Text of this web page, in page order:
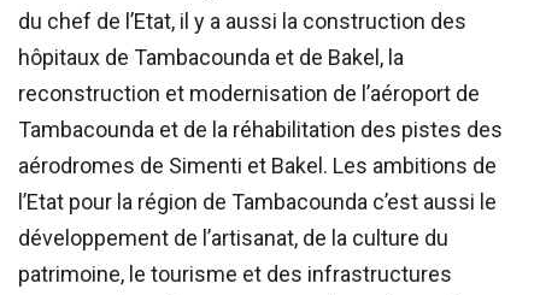
du chef de l’Etat, il y a aussi la construction des
hôpitaux de Tambacounda et de Bakel, la
reconstruction et modernisation de l’aéroport de
Tambacounda et de la réhabilitation des pistes des
aérodromes de Simenti et Bakel. Les ambitions de
l’Etat pour la région de Tambacounda c’est aussi le
développement de l’artisanat, de la culture du
patrimoine, le tourisme et des infrastructures